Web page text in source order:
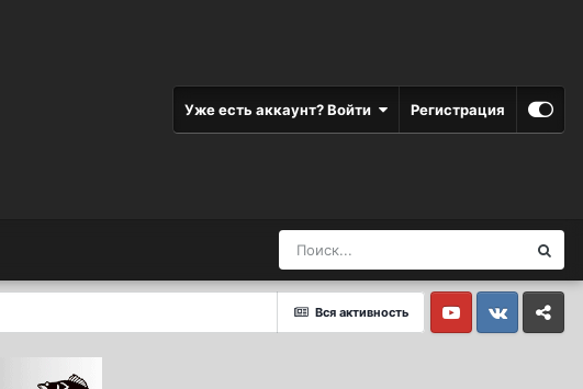
Уже есть аккаунт? Войти Регистрация
Вся активность
Youtube VkontakteYandex